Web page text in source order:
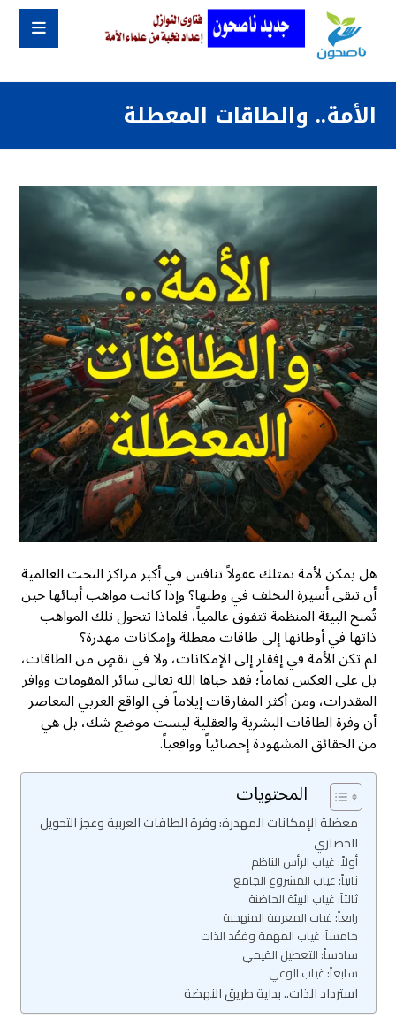
الأمة.. والطاقات المعطلة
هل يمكن لأمة تمتلك عقولاً تنافس في أكبر مراكز البحث العالمية
أن تبقى أسيرة التخلف في وطنها؟ وإذا كانت مواهب أبنائها حين
تُمنح البيئة المنظمة تتفوق عالمياً، فلماذا تتحول تلك المواهب
ذاتها في أوطانها إلى طاقات معطلة وإمكانات مهدرة؟
لم تكن الأمة في إفقار إلى الإمكانات، ولا في نقصٍ من الطاقات،
بل على العكس تماماً؛ فقد حباها الله تعالى سائر المقومات ووافر
المقدرات، ومن أكثر المفارقات إيلاماً في الواقع العربي المعاصر
أن وفرة الطاقات البشرية والعقلية ليست موضع شك، بل هي
من الحقائق المشهودة إحصائياً وواقعياً.
المحتويات
معضلة الإمكانات المهدرة: وفرة الطاقات العربية وعجز التحويل
الحضاري
أولاً: غياب الرأس الناظم
ثانياً: غياب المشروع الجامع
ثالثاً: غياب البيئة الحاضنة
رابعاً: غياب المعرفة المنهجية
خامساً: غياب المهمة وفقْد الذات
سادساً: التعطيل القيمي
سابعاً: غياب الوعي
استرداد الذات.. بداية طريق النهضة